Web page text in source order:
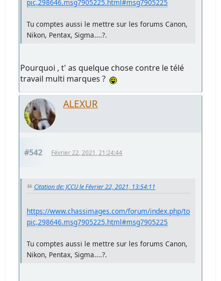
pic,298646.msg7905225.html#msg7905225
Tu comptes aussi le mettre sur les forums Canon,
Nikon, Pentax, Sigma....?.
Pourquoi , t' as quelque chose contre le télé
travail multi marques ?
ALEXUR
#542 Février 22, 2021, 21:24:44
Citation de: JCCU le Février 22, 2021, 13:54:11
https://www.chassimages.com/forum/index.php/to
pic,298646.msg7905225.html#msg7905225
Tu comptes aussi le mettre sur les forums Canon,
Nikon, Pentax, Sigma....?.